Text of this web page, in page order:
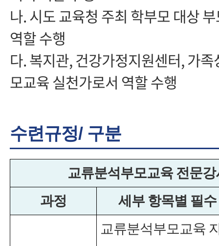
나. 시도 교육청 주최 학부모 대상
역할 수행
다. 복지관, 건강가정지원센터, 가
모교육 실천가로서 역할 수행
수련규정/ 구분
교류분석부모교육 전문
과정
세부 항목별 필
교류분석부모교육